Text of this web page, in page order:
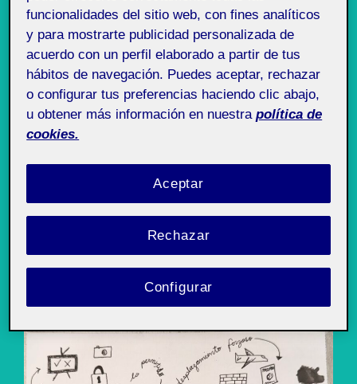
23 octubre, 2025 Sin comentarios
20.124 - Taller de
dibujo - Aula 3
Pública
Hola a todos! Les adjunto mis adelantos de este
proyecto, quise trabajar en su mayoría con una paleta
bastante monocromática (la tinta china y yo seguimos
en conversaciones para hacernos más amigos y
aprender a trabajar juntos) con el único color
disruptivo siendo el rojo que me parece toca bastante
el tema que estamos tratando.
funcionalidades del sitio web, con fines analíticos
y para mostrarte publicidad personalizada de
acuerdo con un perfil elaborado a partir de tus
hábitos de navegación. Puedes aceptar, rechazar
o configurar tus preferencias haciendo clic abajo,
u obtener más información en nuestra política de
cookies.
Rechazar
Aceptar
Configurar